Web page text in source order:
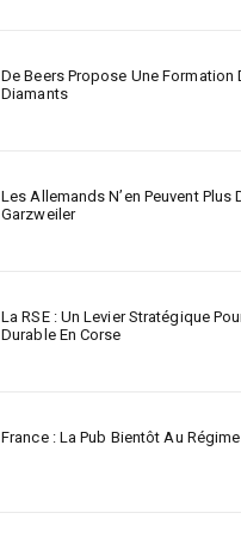
De Beers Propose Une Formation
Diamants
Les Allemands N’en Peuvent Plus
Garzweiler
La RSE : Un Levier Stratégique
Durable En Corse
France : La Pub Bientôt Au